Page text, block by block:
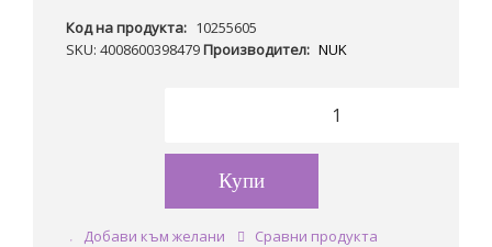
Код на продукта: 10255605
SKU: 4008600398479Производител: NUK
Купи
Добави към желани Сравни продукта